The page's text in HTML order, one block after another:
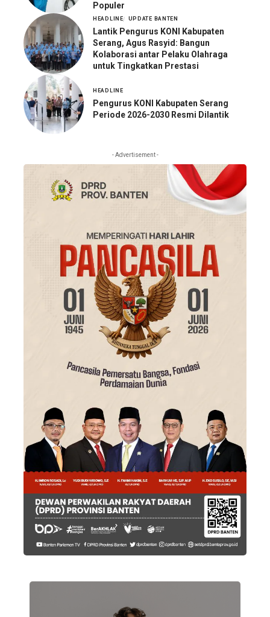
Populer
HEADLINE UPDATE BANTEN
Lantik Pengurus KONI Kabupaten
Serang, Agus Rasyid: Bangun
Kolaborasi antar Pelaku Olahraga
untuk Tingkatkan Prestasi
HEADLINE
Pengurus KONI Kabupaten Serang
Periode 2026-2030 Resmi Dilantik
- Advertisement -